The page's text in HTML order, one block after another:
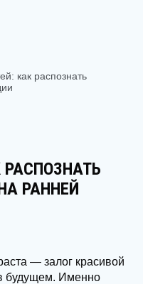
как распознать
РАННЕЙ
— залог красивой
будущем. Именно